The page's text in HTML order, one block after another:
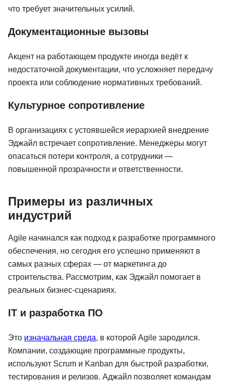
что требует значительных усилий.
Документационные вызовы
Акцент на работающем продукте иногда ведёт к
недостаточной документации, что усложняет передачу
проекта или соблюдение нормативных требований.
Культурное сопротивление
В организациях с устоявшейся иерархией внедрение
Эджайл встречает сопротивление. Менеджеры могут
опасаться потери контроля, а сотрудники —
повышенной прозрачности и ответственности.
Примеры из различных
индустрий
Agile начинался как подход к разработке программного
обеспечения, но сегодня его успешно применяют в
самых разных сферах — от маркетинга до
строительства. Рассмотрим, как Эджайл помогает в
реальных бизнес-сценариях.
IT и разработка ПО
Это изначальная среда, в которой Agile зародился.
Компании, создающие программные продукты,
используют Scrum и Kanban для быстрой разработки,
тестирования и релизов. Аджайл позволяет командам